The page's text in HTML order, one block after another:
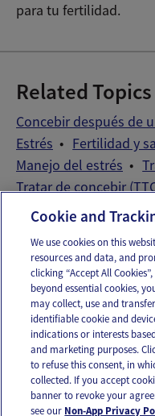
para tu fertilidad.
Related Topics
Concebir después de
Estrés
Fertilidad y
Manejo del estrés
Tratar de concebir
espontáneo
Email Text
OUR APPS
Cookie and
We use cookies on this
resources and data, and
clicking “Accept All
beyond essential cookies,
may collect, use and
identifiable cookie and
indications or interests
and marketing purposes.
to refuse this consent, in
collected. If you accept
banner to revoke your
see our Non-App Privacy